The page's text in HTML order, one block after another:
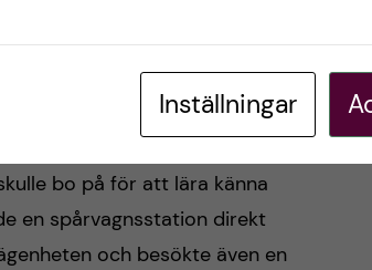
att ladda på energi inför dagens
bo på för att lära känna
en spårvagnsstation direkt
och besökte även en
Inställningar